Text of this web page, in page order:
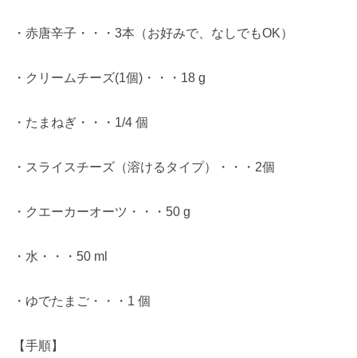
・赤唐辛子・・・3本（お好みで、なしでもOK）
・クリームチーズ(1個)・・・18 g
・たまねぎ・・・1/4 個
・スライスチーズ（溶けるタイプ）・・・2個
・クエーカーオーツ・・・50 g
・水・・・50 ml
・ゆでたまご・・・1 個
【手順】